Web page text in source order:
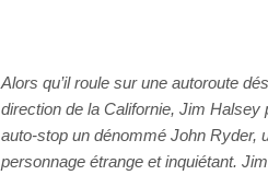
Alors qu’il roule sur une autoroute
direction de la Californie, Jim Halsey
auto-stop un dénommé John Ryder,
personnage étrange et inquiétant.